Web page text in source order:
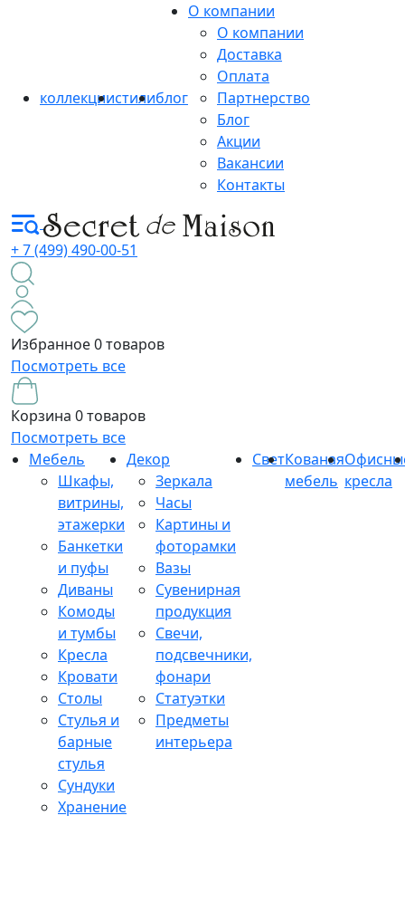
коллекциистилиблог
О компании
О компании
Доставка
Оплата
Партнерство
Блог
Акции
Вакансии
Контакты
+ 7 (499) 490-00-51
Избранное0 товаров
Посмотреть все
Корзина 0 товаров
Посмотреть все
Мебель
Шкафы,
витрины,
этажерки
Банкетки
и пуфы
Диваны
Комоды
и тумбы
Кресла
Кровати
Столы
Стулья и
барные
стулья
Сундуки
Хранение
Декор
Зеркала
Часы
Картины и
фоторамки
Вазы
Сувенирная
продукция
Свечи,
подсвечники,
фонари
Статуэтки
Предметы
интерьера
СветКованая
мебель кресла